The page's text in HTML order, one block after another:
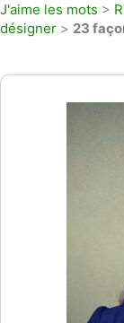
J'aime les mots >
désigner > 23